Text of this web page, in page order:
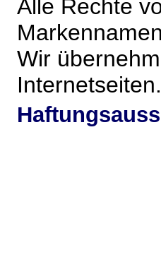
Alle Rechte
Wir
Internetseiten.